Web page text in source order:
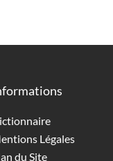
Légales
du Site